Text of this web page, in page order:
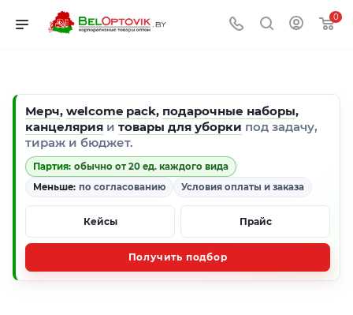
0
Мерч, welcome pack, подарочные наборы,
канцелярия и товары для уборки под задачу,
тираж и бюджет.
Партия: обычно от 20 ед. каждого вида
Меньше: по согласованию Условия оплаты и заказа
Кейсы Прайс
Получить подбор